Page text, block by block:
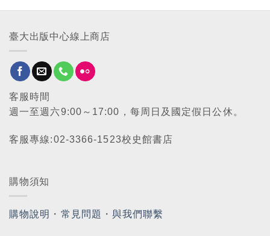
臺大出版中心線上商店
客服時間
週一至週六9:00～17:00，每周日及國定假日公休。
客服專線:02-3366-1523校史館書店
購物須知
購物說明 ・ 常見問題 ・與我們聯繫